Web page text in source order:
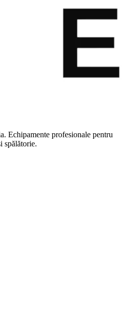
Echipamente profesionale pentru
spălătorie.